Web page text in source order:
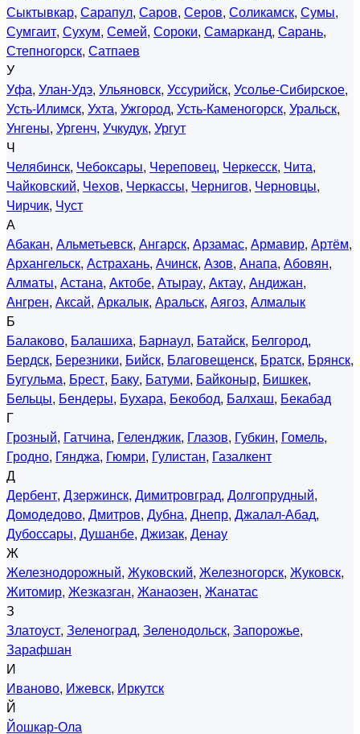
Сыктывкар, Сарапул, Саров, Серов, Соликамск, Сумы,
Сумгаит, Сухум, Семей, Сороки, Самарканд, Сарань,
Степногорск, Сатпаев
У
Уфа, Улан-Удэ, Ульяновск, Уссурийск, Усолье-Сибирское,
Усть-Илимск, Ухта, Ужгород, Усть-Каменогорск, Уральск,
Унгены, Ургенч, Учкудук, Ургут
Ч
Челябинск, Чебоксары, Череповец, Черкесск, Чита,
Чайковский, Чехов, Черкассы, Чернигов, Черновцы,
Чирчик, Чуст
А
Абакан, Альметьевск, Ангарск, Арзамас, Армавир, Артём,
Архангельск, Астрахань, Ачинск, Азов, Анапа, Абовян,
Алматы, Астана, Актобе, Атырау, Актау, Андижан,
Ангрен, Аксай, Аркалык, Аральск, Аягоз, Алмалык
Б
Балаково, Балашиха, Барнаул, Батайск, Белгород,
Бердск, Березники, Бийск, Благовещенск, Братск, Брянск,
Бугульма, Брест, Баку, Батуми, Байконыр, Бишкек,
Бельцы, Бендеры, Бухара, Бекобод, Балхаш, Бекабад
Г
Грозный, Гатчина, Геленджик, Глазов, Губкин, Гомель,
Гродно, Гянджа, Гюмри, Гулистан, Газалкент
Д
Дербент, Дзержинск, Димитровград, Долгопрудный,
Домодедово, Дмитров, Дубна, Днепр, Джалал-Абад,
Дубоссары, Душанбе, Джизак, Денау
Ж
Железнодорожный, Жуковский, Железногорск, Жуковск,
Житомир, Жезказган, Жанаозен, Жанатас
З
Златоуст, Зеленоград, Зеленодольск, Запорожье,
Зарафшан
И
Иваново, Ижевск, Иркутск
Й
Йошкар-Ола